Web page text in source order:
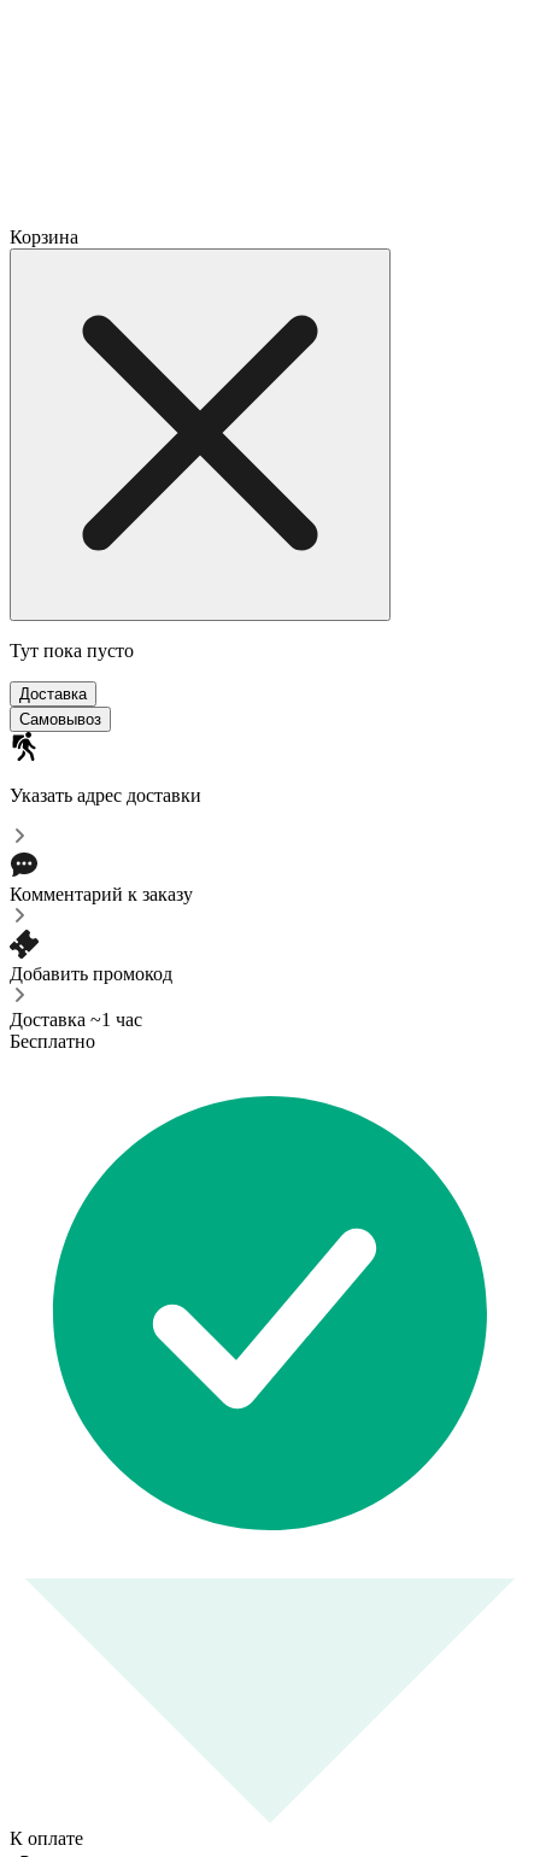
Корзина
Тут пока пусто
Доставка
Самовывоз
Указать адрес доставки
Комментарий к заказу
Добавить промокод
Доставка ~1 час
Бесплатно
К оплате